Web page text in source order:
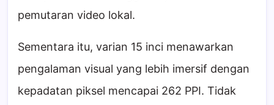
pemutaran video lokal.
Sementara itu, varian 15 inci menawarkan
pengalaman visual yang lebih imersif dengan
kepadatan piksel mencapai 262 PPI. Tidak